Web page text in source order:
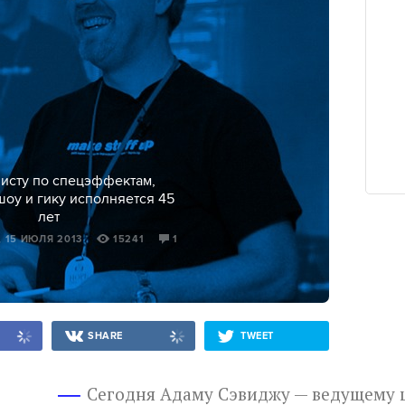
по спецэффектам,
и гику исполняется 45
лет
15 ИЮЛЯ 2013 15241 1
SHARE TWEET
Сегодня Адаму Сэвиджу — ведущему